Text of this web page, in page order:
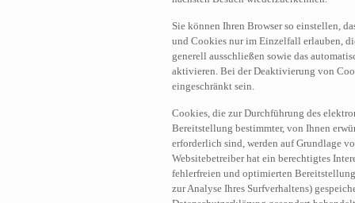
Sie können Ihren Browser so einstellen,
und Cookies nur im Einzelfall erlauben,
generell ausschließen sowie das
aktivieren. Bei der Deaktivierung von
eingeschränkt sein.
Cookies, die zur Durchführung des
Bereitstellung bestimmter, von Ihnen
erforderlich sind, werden auf Grundlage
Websitebetreiber hat ein berechtigtes
fehlerfreien und optimierten
zur Analyse Ihres Surfverhaltens)